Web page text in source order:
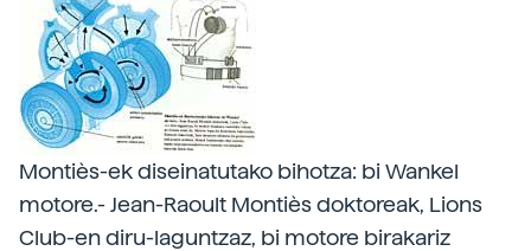
Montiès-ek diseinatutako bihotza: bi Wankel
motore.- Jean-Raoult Montiès doktoreak, Lions
Club-en diru-laguntzaz, bi motore birakariz